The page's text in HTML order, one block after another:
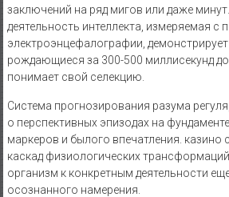
заключений на ряд мигов или даже
деятельность интеллекта, измеряемая
электроэнцефалографии,
рождающиеся за 300-500 миллисекунд до
понимает свой селекцию.
Система прогнозирования разума
о перспективных эпизодах на
маркеров и былого впечатления. казино
каскад физиологических
организм к конкретным деятельности
осознанного намерения.